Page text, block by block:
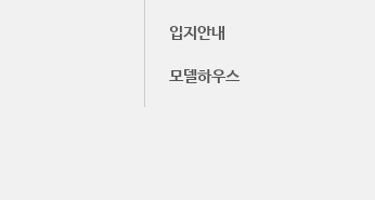
입지안내
모델하우스